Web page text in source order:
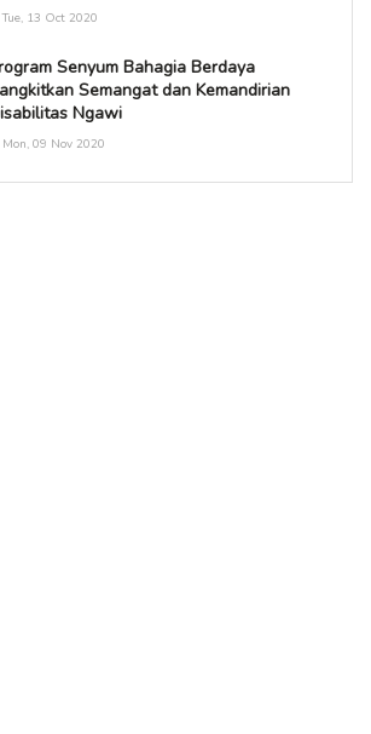
Tue, 13 Oct 2020
Senyum Bahagia Berdaya
Semangat dan Kemandirian
Ngawi
Mon, 09 Nov 2020